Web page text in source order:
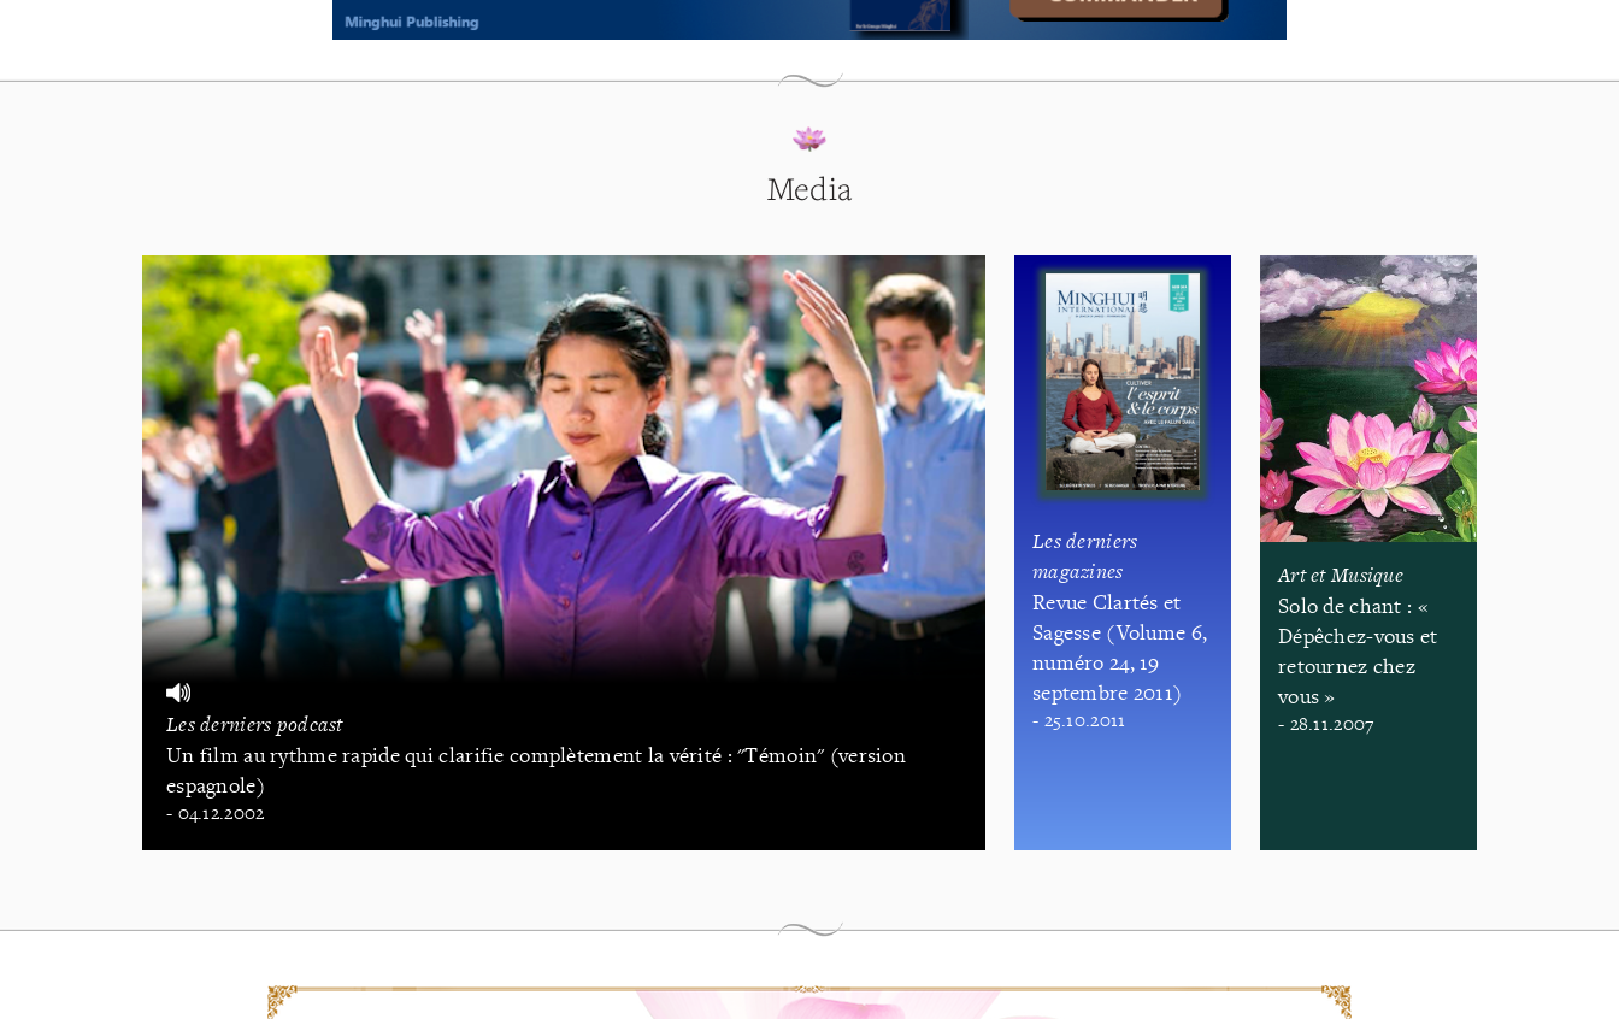
Media
Les derniers podcast
Un film au rythme rapide qui clarifie complètement la vérité : "Témoin" (version
espagnole)
- 04.12.2002
Les derniers
magazines
Revue Clartés et
Sagesse (Volume 6,
numéro 24, 19
septembre 2011)
- 25.10.2011
Art et Musique
Solo de chant : «
Dépêchez-vous et
retournez chez
vous »
- 28.11.2007